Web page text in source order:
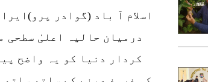
اسلام آ باد (گوادر
درمیان حالیہ اعلیٰ سطحی
کردار دنیا کو یہ واضح